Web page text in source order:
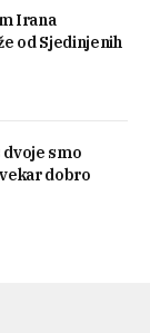
Irana
od Sjedinjenih
dvoje smo
dobro